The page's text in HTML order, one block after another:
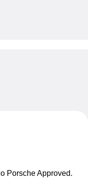
Porsche Approved.